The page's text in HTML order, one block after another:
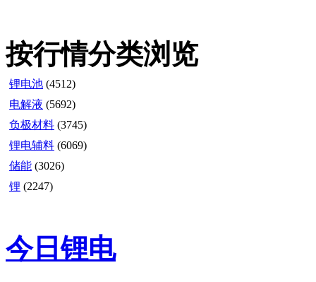
按行情分类浏览
锂电池 (4512)
电解液 (5692)
负极材料 (3745)
锂电辅料 (6069)
储能 (3026)
锂 (2247)
今日锂电